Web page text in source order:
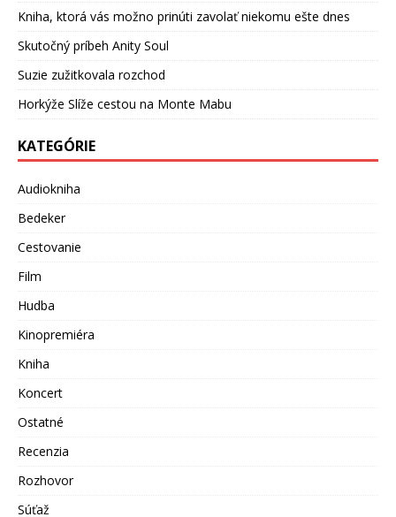
Kniha, ktorá vás možno prinúti zavolať niekomu ešte dnes
Skutočný príbeh Anity Soul
Suzie zužitkovala rozchod
Horkýže Slíže cestou na Monte Mabu
KATEGÓRIE
Audiokniha
Bedeker
Cestovanie
Film
Hudba
Kinopremiéra
Kniha
Koncert
Ostatné
Recenzia
Rozhovor
Súťaž